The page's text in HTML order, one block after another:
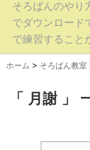
そろばんのやり
でダウンロード
で練習すること
ホーム > そろばん教室
「 月謝 」